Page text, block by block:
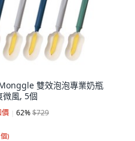
雙效泡泡專業奶瓶
微風, 5個
價 62%$729
)